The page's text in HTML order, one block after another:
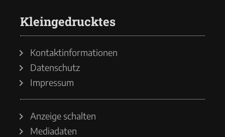
Kleingedrucktes
Kontaktinformationen
Datenschutz
Impressum
Anzeige schalten
Mediadaten